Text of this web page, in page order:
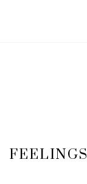
FEELINGS